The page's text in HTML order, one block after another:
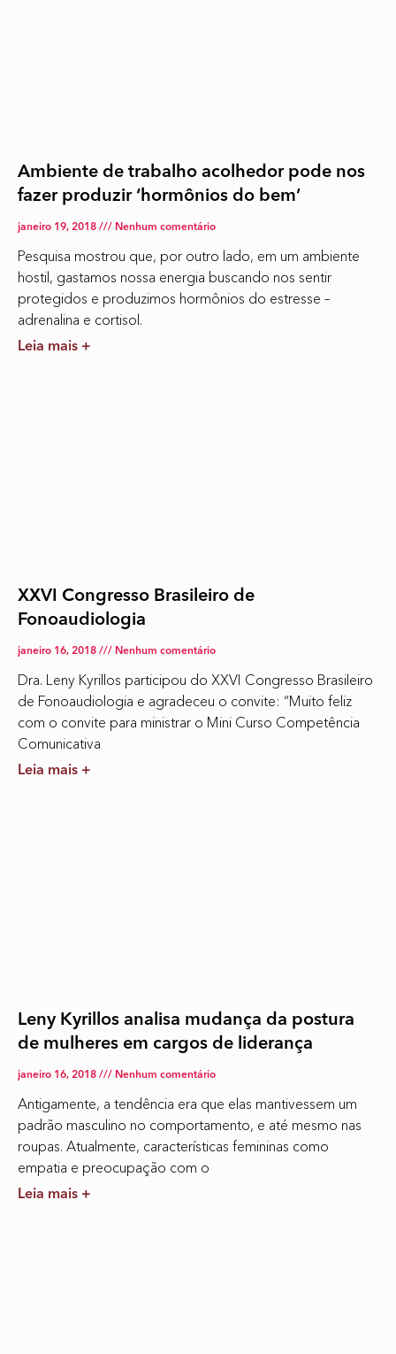
Ambiente de trabalho acolhedor pode nos
fazer produzir ‘hormônios do bem’
janeiro 19, 2018 Nenhum comentário
Pesquisa mostrou que, por outro lado, em um ambiente
hostil, gastamos nossa energia buscando nos sentir
protegidos e produzimos hormônios do estresse –
adrenalina e cortisol.
Leia mais +
XXVI Congresso Brasileiro de
Fonoaudiologia
janeiro 16, 2018 Nenhum comentário
Dra. Leny Kyrillos participou do XXVI Congresso Brasileiro
de Fonoaudiologia e agradeceu o convite: “Muito feliz
com o convite para ministrar o Mini Curso Competência
Comunicativa
Leia mais +
Leny Kyrillos analisa mudança da postura
de mulheres em cargos de liderança
janeiro 16, 2018 Nenhum comentário
Antigamente, a tendência era que elas mantivessem um
padrão masculino no comportamento, e até mesmo nas
roupas. Atualmente, características femininas como
empatia e preocupação com o
Leia mais +